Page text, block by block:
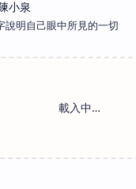
說明自己眼中所見的一切